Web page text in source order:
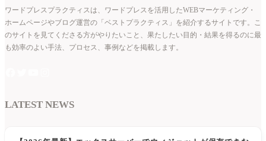
ワードプレスプラクティスは、ワードプレスを活用したWEBマーケティング・
ホームページやブログ運営の「ベストプラクティス」を紹介するサイトです。こ
のサイトを見てくださる方がやりたいこと、果たしたい目的・結果を得るのに最
も効率のよい手法、プロセス、事例などを掲載します。
LATEST NEWS